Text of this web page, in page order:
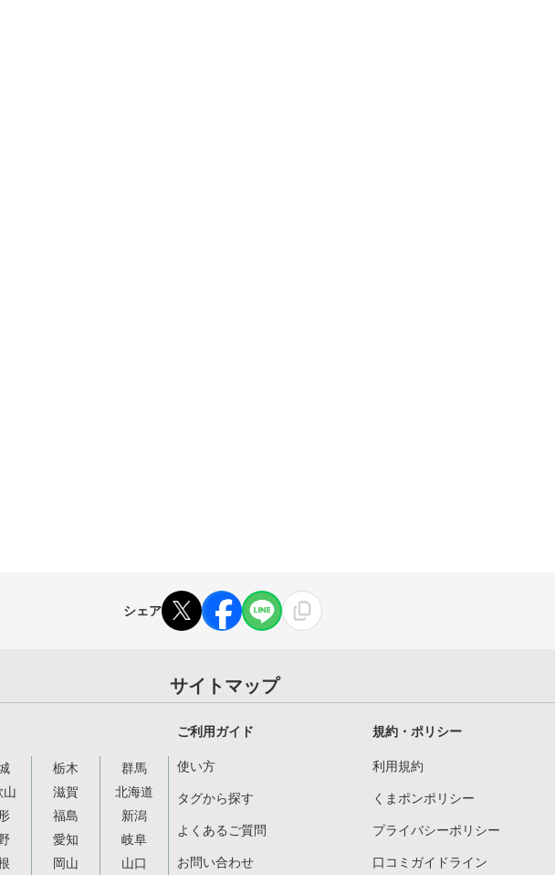
シェア
栃木
群馬
山 滋賀
北海道
福島
新潟
愛知
岐阜
岡山
山口
サイトマップ
ご利用ガイド
使い方
タグから探す
よくあるご質問
お問い合わせ
規約・ポリシー
利用規約
くまポンポリシー
プライバシーポリシー
口コミガイドライン